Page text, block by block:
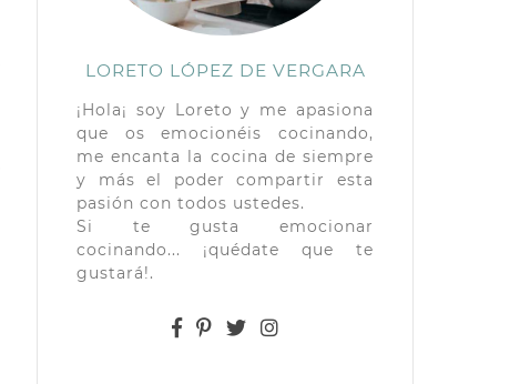
LORETO LÓPEZ DE VERGARA
¡Hola¡ soy Loreto y me apasiona
que os emocionéis cocinando,
me encanta la cocina de siempre
y más el poder compartir esta
pasión con todos ustedes.
Si te gusta emocionar
cocinando... ¡quédate que te
gustará!.